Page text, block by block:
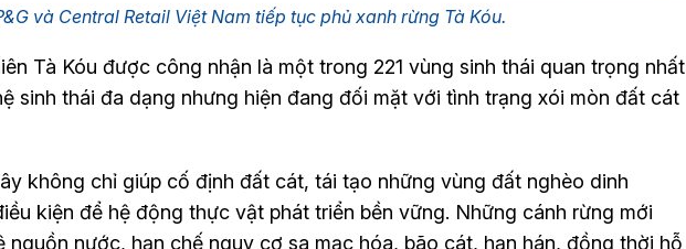
và Central Retail Việt Nam tiếp tục phủ xanh rừng Tà Kóu.
Tà Kóu được công nhận là một trong 221 vùng sinh thái quan trọng nhất
sinh thái đa dạng nhưng hiện đang đối mặt với tình trạng xói mòn đất cát
không chỉ giúp cố định đất cát, tái tạo những vùng đất nghèo dinh
kiện để hệ động thực vật phát triển bền vững. Những cánh rừng mới
nguồn nước, hạn chế nguy cơ sa mạc hóa, bão cát, hạn hán, đồng thời hỗ